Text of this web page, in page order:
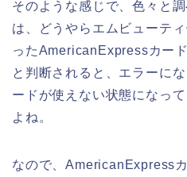
そのような感じで、色々と
は、どうやらエムビューテ
ったAmericanExpressカー
と判断されると、エラーに
ードが使えない状態になっ
よね。
なので、AmericanExpress